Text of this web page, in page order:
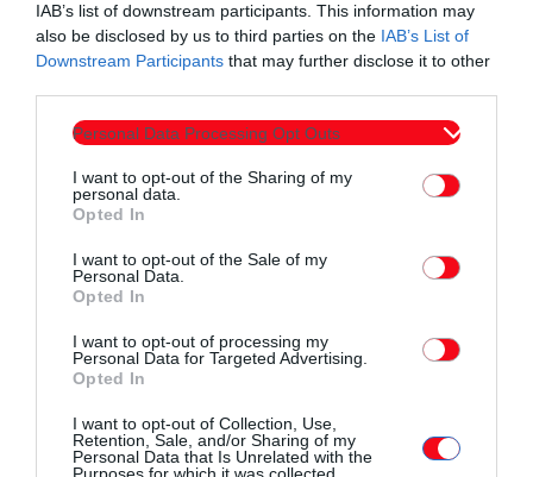
IAB’s list of downstream participants. This information may
also be disclosed by us to third parties on the IAB’s List of
Downstream Participants that may further disclose it to other
Personal Data Processing Opt Outs
I want to opt-out of the Sharing of my
personal data.
Opted In
I want to opt-out of the Sale of my
Personal Data.
Opted In
I want to opt-out of processing my
Personal Data for Targeted Advertising.
Opted In
I want to opt-out of Collection, Use,
Retention, Sale, and/or Sharing of my
Personal Data that Is Unrelated with the
Σχετικά άρθρα